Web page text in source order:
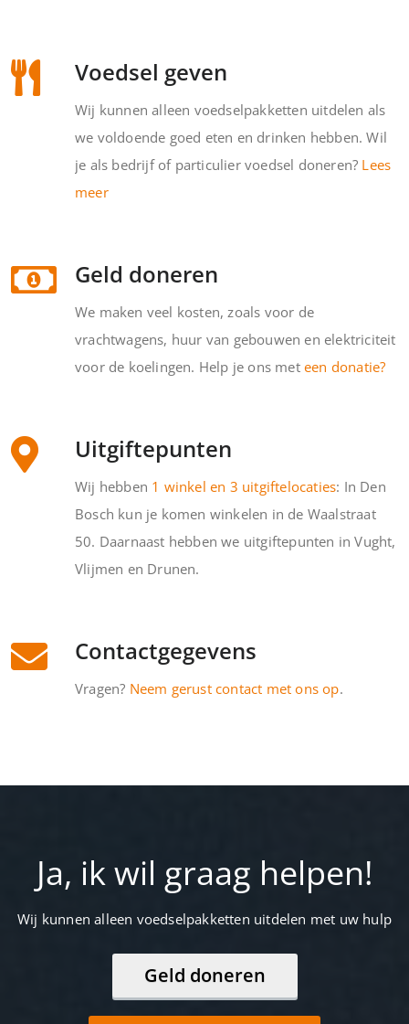
Voedsel geven
Wij kunnen alleen voedselpakketten uitdelen als
we voldoende goed eten en drinken hebben. Wil
je als bedrijf of particulier voedsel doneren? Lees
meer
Geld doneren
We maken veel kosten, zoals voor de
vrachtwagens, huur van gebouwen en elektriciteit
voor de koelingen. Help je ons met een donatie?
Uitgiftepunten
Wij hebben 1 winkel en 3 uitgiftelocaties: In Den
Bosch kun je komen winkelen in de Waalstraat
50. Daarnaast hebben we uitgiftepunten in Vught,
Vlijmen en Drunen.
Contactgegevens
Vragen? Neem gerust contact met ons op.
Ja, ik wil graag helpen!
Wij kunnen alleen voedselpakketten uitdelen met uw hulp
Geld doneren